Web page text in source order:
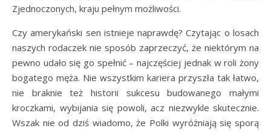
Zjednoczonych, kraju pełnym możliwości.
Czy amerykański sen istnieje naprawdę? Czytając o losach
naszych rodaczek nie sposób zaprzeczyć, że niektórym na
pewno udało się go spełnić – najczęściej jednak w roli żony
bogatego męża. Nie wszystkim kariera przyszła tak łatwo,
nie braknie też historii sukcesu budowanego małymi
kroczkami, wybijania się powoli, acz niezwykle skutecznie.
Wszak nie od dziś wiadomo, że Polki wyróżniają się sporą